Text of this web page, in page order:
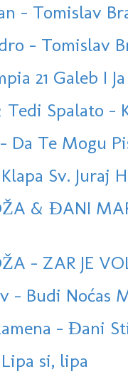
- Tomislav
- Tomislav
21 Galeb I Ja
Spalato -
Da Te Mogu
Sv. Juraj
& ĐANI
- ZAR JE
- Budi Noćas
- Đani
si, lipa